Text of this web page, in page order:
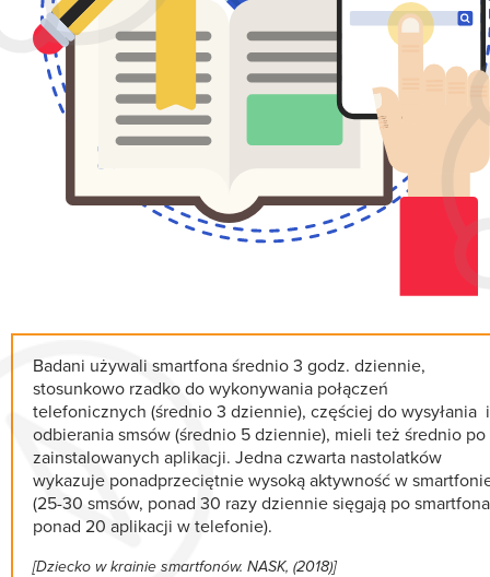
Badani używali smartfona średnio 3 godz. dziennie,
stosunkowo rzadko do wykonywania połączeń
telefonicznych (średnio 3 dziennie), częściej do wysyłania i
odbierania smsów (średnio 5 dziennie), mieli też średnio po
zainstalowanych aplikacji. Jedna czwarta nastolatków
wykazuje ponadprzeciętnie wysoką aktywność w
(25-30 smsów, ponad 30 razy dziennie sięgają po
ponad 20 aplikacji w telefonie).
[Dziecko w krainie smartfonów. NASK, (2018)]